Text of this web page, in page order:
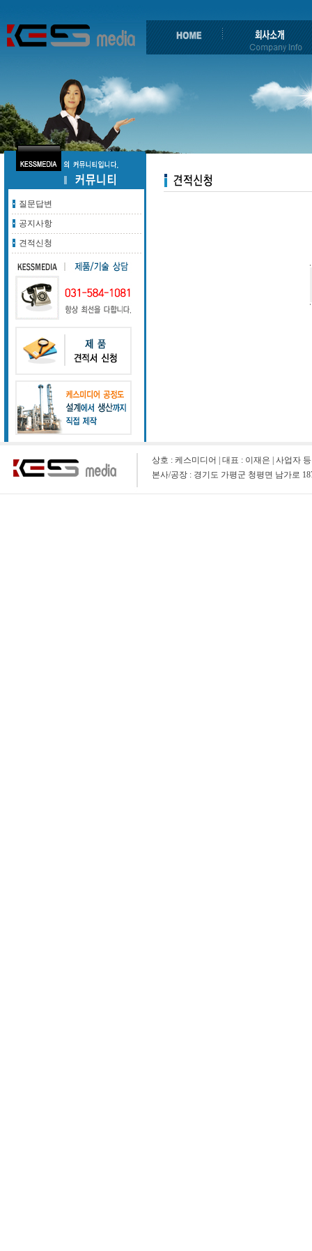
질문답변
공지사항
견적신청
상호 : 케스미디어 | 대표 : 이재은 | 사업자 등
본사/공장 : 경기도 가평군 청평면 남가로